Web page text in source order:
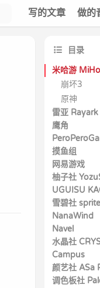
写的文章 做的
目录
米哈游
崩坏3
原神
雷亚 Rayark
古树旋律
聚爆
CytusII
兰空
鹰角
明日方舟
喵斯快跑
摸鱼组
诺亚幻想
网易游戏
永远的七
柚子社
DRACU-
魔女的夜宴
RIDDLE
星光咖啡
UGUISU
水葬银币
冥契的牧神
雪碧社 sprite
苍之彼方
NanaWind
春音Alice
ALIA’s
Navel
近月少女
近月少女
少女理论
水晶社
羁绊辉耀
红月摇曳
Campus
夏天的谎
颜艺社 ASa
间接之恋
调色板社